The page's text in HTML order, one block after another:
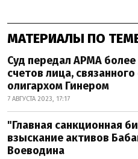
МАТЕРИАЛЫ ПО
Суд передал АРМА
счетов лица,
олигархом Гинером
7 АВГУСТА 2023, 17:17
"Главная санкционная
взыскание активов
Воеводина